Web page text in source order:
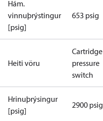
Hám.
vinnuþrýstingur
[psig]
653 psig
Heiti vöru
Cartridge
pressure
switch
Hrinuþrýsingur
[psig]
2900 psig